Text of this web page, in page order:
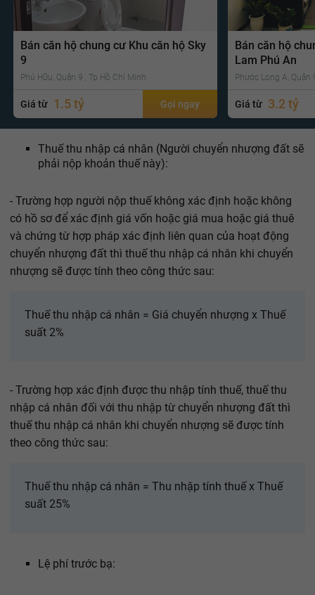
Bán căn hộ chung cư Khu căn hộ Sky
9
Phú Hữu, Quận 9 , Tp Hồ Chí Minh
Giá từ 1.5 tỷ Gọi ngay
Bán căn hộ
Lam Phú An
Phước Long A, Quận
Giá từ 3.2 tỷ
Thuế thu nhập cá nhân (Người chuyển nhượng đất sẽ
phải nộp khoản thuế này):
- Trường hợp người nộp thuế không xác định hoặc không
có hồ sơ để xác định giá vốn hoặc giá mua hoặc giá thuê
và chứng từ hợp pháp xác định liên quan của hoạt động
chuyển nhượng đất thì thuế thu nhập cá nhân khi chuyển
nhượng sẽ được tính theo công thức sau:
Thuế thu nhập cá nhân = Giá chuyển nhượng x Thuế
suất 2%
- Trường hợp xác định được thu nhập tính thuế, thuế thu
nhập cá nhân đối với thu nhập từ chuyển nhượng đất thì
thuế thu nhập cá nhân khi chuyển nhượng sẽ được tính
theo công thức sau:
Thuế thu nhập cá nhân = Thu nhập tính thuế x Thuế
suất 25%
Lệ phí trước bạ: